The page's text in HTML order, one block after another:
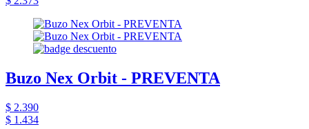
Buzo Nex Orbit - PREVENTA
$ 2.390
$ 1.434